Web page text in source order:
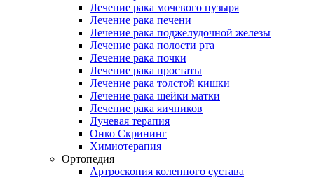
Лечение рака мочевого пузыря
Лечение рака печени
Лечение рака поджелудочной железы
Лечение рака полости рта
Лечение рака почки
Лечение рака простаты
Лечение рака толстой кишки
Лечение рака шейки матки
Лечение рака яичников
Лучевая терапия
Онко Скрининг
Химиотерапия
Ортопедия
Артроскопия коленного сустава